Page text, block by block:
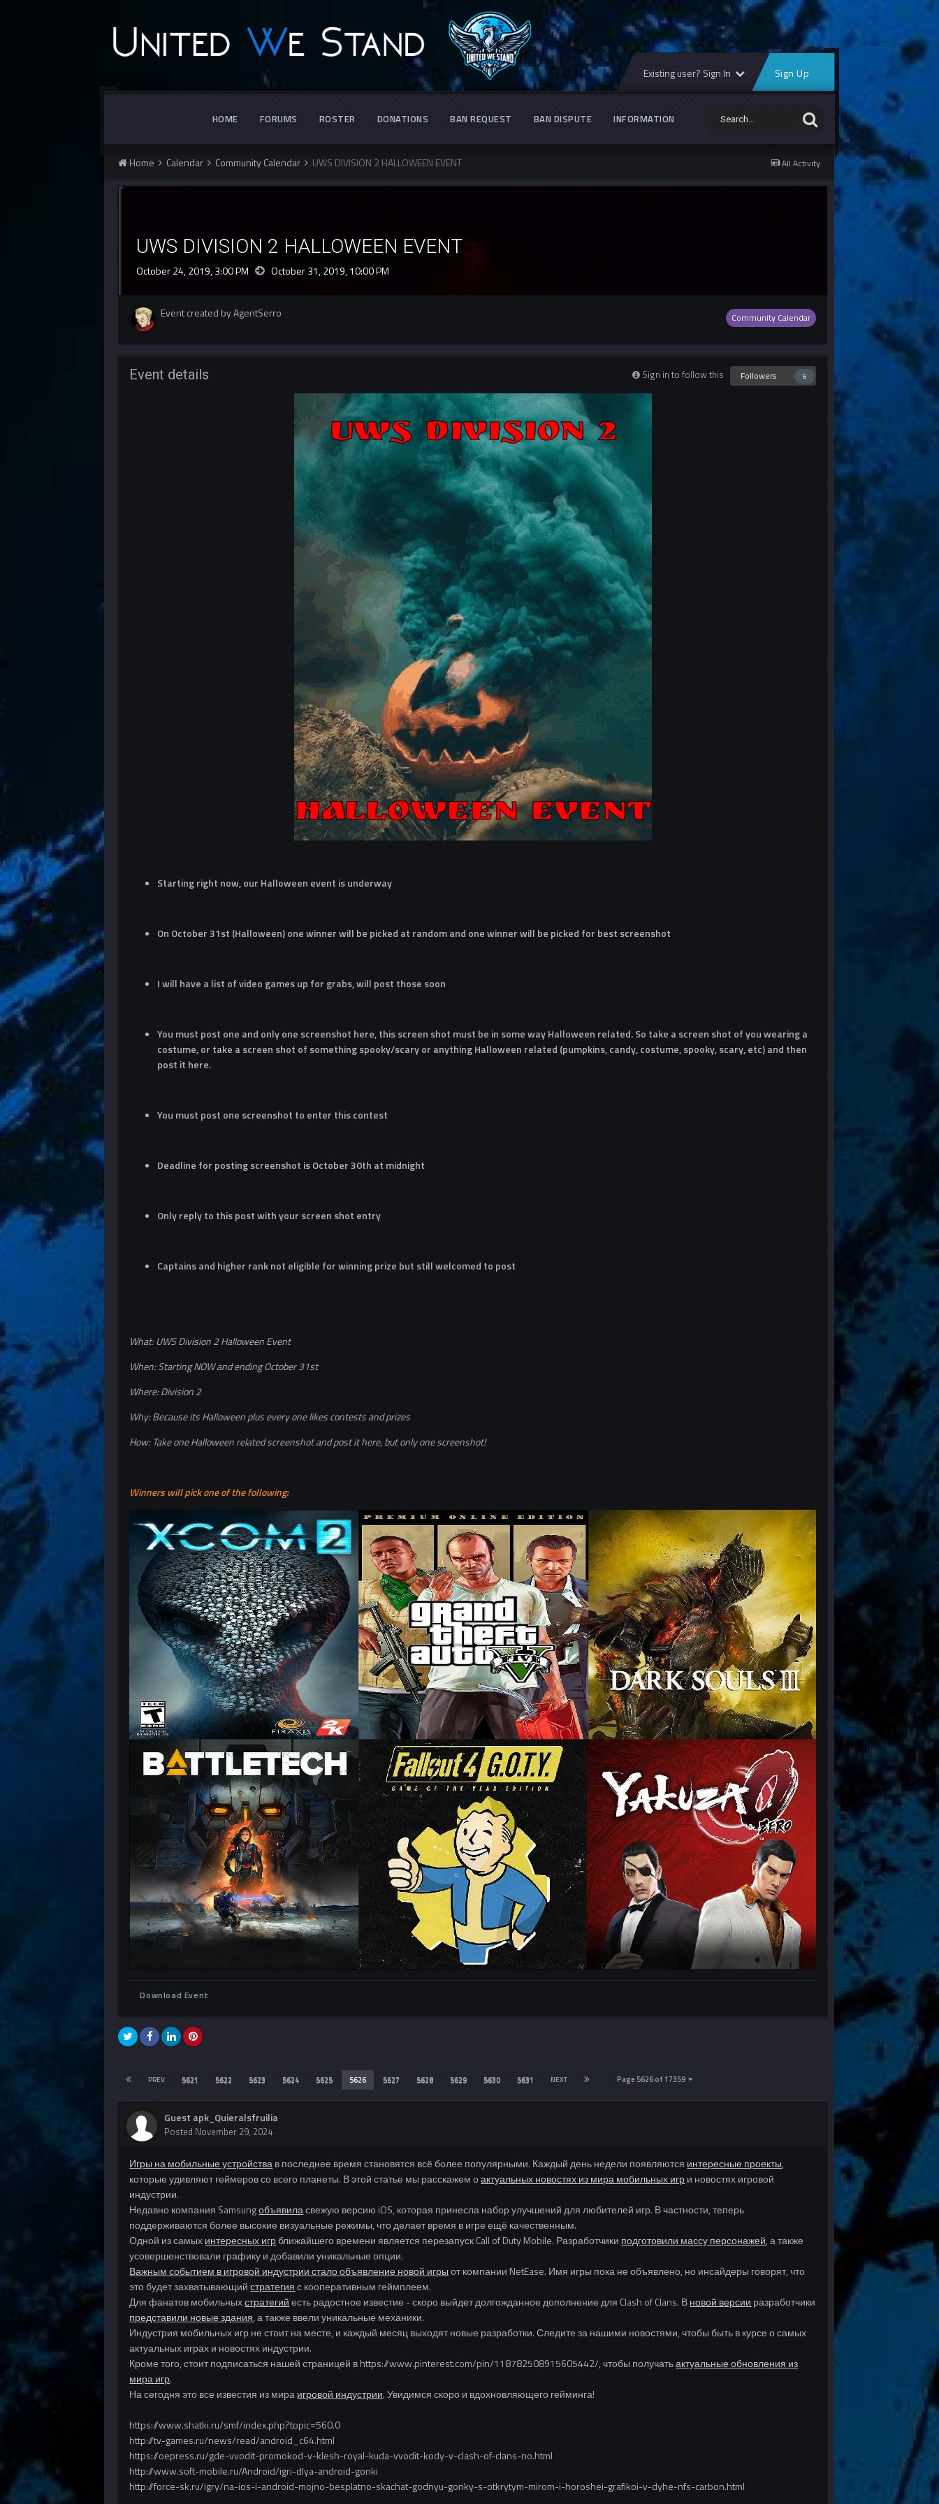
Existing user? Sign In Sign Up
HOME FORUMS ROSTER DONATIONS BAN REQUEST BAN DISPUTE INFORMATION
All Activity
Home Calendar Community Calendar UWS DIVISION 2 HALLOWEEN EVENT
UWS DIVISION 2 HALLOWEEN EVENT
October 24, 2019, 3:00 PM October 31, 2019,10:00 PM
Community Calendar
Event created by AgentSerro
Sign in to follow this Followers 6
Event details
Starting right now, our Halloween event is underway
On October 31st (Halloween) one winner will be picked at random and one winner will be picked for best screenshot
I will have a list of video games up for grabs, will post those soon
You must post one and only one screenshot here, this screen shot must be in some way Halloween related. So take a screen shot of you wearing a
costume, or take a screen shot of something spooky/scary or anything Halloween related (pumpkins, candy, costume, spooky, scary, etc) and then
post it here.
You must post one screenshot to enter this contest
Deadline for posting screenshot is October 30th at midnight
Only reply to this post with your screen shot entry
Captains and higher rank not eligible for winning prize but still welcomed to post
What: UWS Division 2 Halloween Event
When: Starting NOW and ending October 31st
Where: Division 2
Why: Because its Halloween plus every one likes contests and prizes
How: Take one Halloween related screenshot and post it here, but only one screenshot!
Winners will pick one of the following:
Download Event
PREV 5621 5622 5623 5624 5625 5626 5627 5628 5629 5630 5631 NEXT Page 5626 of 17359
Guest apk_Quieralsfruilia
Posted November 29, 2024
Игры на мобильные устройствав последнее время становятся всё более популярными. Каждый день недели появляются интересные проекты,
которые удивляют геймеров со всего планеты. В этой статье мы расскажем оактуальных новостях из мира мобильных игри новостях игровой
индустрии.
Недавно компания Samsungобъявиласвежую версию iOS, которая принесла набор улучшений для любителей игр. В частности, теперь
поддерживаются более высокие визуальные режимы, что делает время в игре ещё качественным.
Одной из самыхинтересных игрближайшего времени является перезапуск Call of Duty Mobile. Разработчики подготовили массу персонажей, а также
усовершенствовали графику и добавили уникальные опции.
Важным событием в игровой индустрии стало объявление новой игрыот компании NetEase. Имя игры пока не объявлено, но инсайдеры говорят, что
это будет захватывающийстратегияс кооперативным геймплеем.
Для фанатов мобильныхстратегийесть радостное известие - скоро выйдет долгожданное дополнение для Clash of Clans. Вновой версии разработчики
представили новые здания, а также ввели уникальные механики.
Индустрия мобильных игр не стоит на месте, и каждый месяц выходят новые разработки. Следите за нашими новостями, чтобы быть в курсе о самых
актуальных играх и новостях индустрии.
Кроме того, стоит подписаться нашей страницей в https://www.pinterest.com/pin/118782508915605442/, чтобы получатьактуальные обновления из
мира игр.
На сегодня это все известия из мираигровой индустрии. Увидимся скоро и вдохновляющего гейминга!
https://www.shatki.ru/smf/index.php?topic=560.0
http://tv-games.ru/news/read/android_c64.html
https://oepress.ru/gde-vvodit-promokod-v-klesh-royal-kuda-vvodit-kody-v-clash-of-clans-no.html
http://www.soft-mobile.ru/Android/igri-dlya-android-gonki
http://force-sk.ru/igry/na-ios-i-android-mojno-besplatno-skachat-godnyu-gonky-s-otkrytym-mirom-i-horoshei-grafikoi-v-dyhe-nfs-carbon.html